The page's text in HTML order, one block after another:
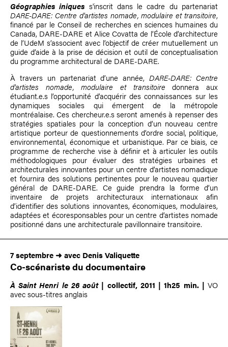
Géographies iniques s'inscrit dans le cadre du partenariat
DARE-DARE: Centre d'artistes nomade, modulaire et transitoire,
financé par le Conseil de recherches en sciences humaines du
Canada, DARE-DARE etAlice Covatta de l’École d’architecture
de l’UdeM s’associent avec l’objectif de créer mutuellement un
guide d’aide à la prise de décision et outil de conceptualisation
du programme architectural de DARE-DARE.
À travers un partenariat d’une année,DARE-DARE: Centre
d'artistes nomade, modulaire et transitoire donnera aux
étudiant.e.s l’opportunité d’acquérir des connaissances sur les
dynamiques sociales qui émergent de la métropole
montréalaise. Ces chercheur.e.s seront amenés à repenser des
stratégies spatiales pour la conception d’un nouveau centre
artistique porteur de questionnements d’ordre social, politique,
environnemental, économique et urbanistique. Par ce biais, ce
programme de recherche vise à définir et à articuler les outils
méthodologiques pour évaluer des stratégies urbaines et
architecturales innovantes pour un centre d’artistes nomadique
et fournira des solutions pertinentes pour le nouveau quartier
général de DARE-DARE. Ce guide prendra la forme d’un
inventaire de projets architecturaux internationaux afin
d’identifier des solutions innovantes, économiques, modulaires,
adaptées et écoresponsables pour un centre d’artistes nomade
positionné dans une architecturale pavillonnaire transitoire.
7 septembre ➜ avec Denis Valiquette
Co-scénariste du documentaire
À Saint Henri le 26 août | collectif, 2011 | 1h25 min. |VO
avec sous-titres anglais